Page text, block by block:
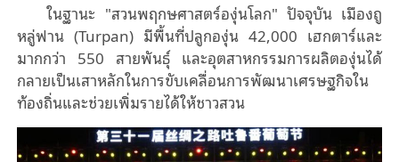
ในฐานะ "สวนพฤกษศาสตร์องุ่นโลก" ปัจจุบัน เมืองถู
หลู่ฟาน (Turpan) มีพื้นที่ปลูกองุ่น 42,000 เฮกตาร์และ
มากกว่า 550 สายพันธุ์ และอุตสาหกรรมการผลิตองุ่นได้
กลายเป็นเสาหลักในการขับเคลื่อนการพัฒนาเศรษฐกิจใน
ท้องถิ่นและช่วยเพิ่มรายได้ให้ชาวสวน